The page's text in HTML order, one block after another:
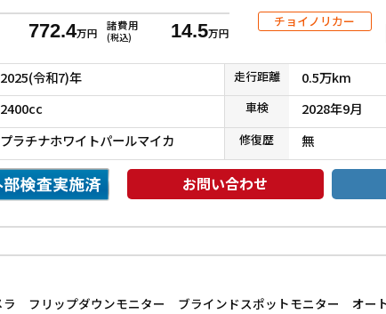
772.4万円
諸費用
(税込) 14.5万円
チョイノリカー
2025(令和7)年 走行距離 0.5万km
2400cc 車検 2028年9月
プラチナホワイトパールマイカ 修復歴 無
お問い合わせ